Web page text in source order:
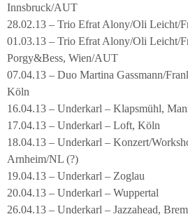
Innsbruck/AUT
28.02.13 – Trio Efrat Alony/Oli Leicht/
01.03.13 – Trio Efrat Alony/Oli Leicht/
Porgy&Bess, Wien/AUT
07.04.13 – Duo Martina Gassmann/
Köln
16.04.13 – Underkarl – Klapsmühl,
17.04.13 – Underkarl – Loft, Köln
18.04.13 – Underkarl – Konzert/
Arnheim/NL (?)
19.04.13 – Underkarl – Zoglau
20.04.13 – Underkarl – Wuppertal
26.04.13 – Underkarl – Jazzahead,